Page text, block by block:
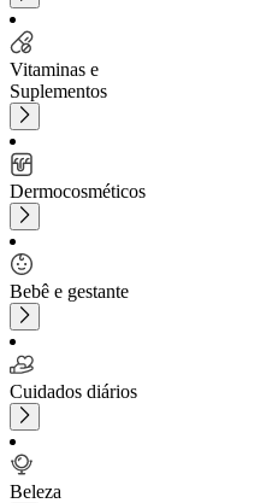
Vitaminas e
Suplementos
Dermocosméticos
Bebê e gestante
Cuidados diários
Beleza